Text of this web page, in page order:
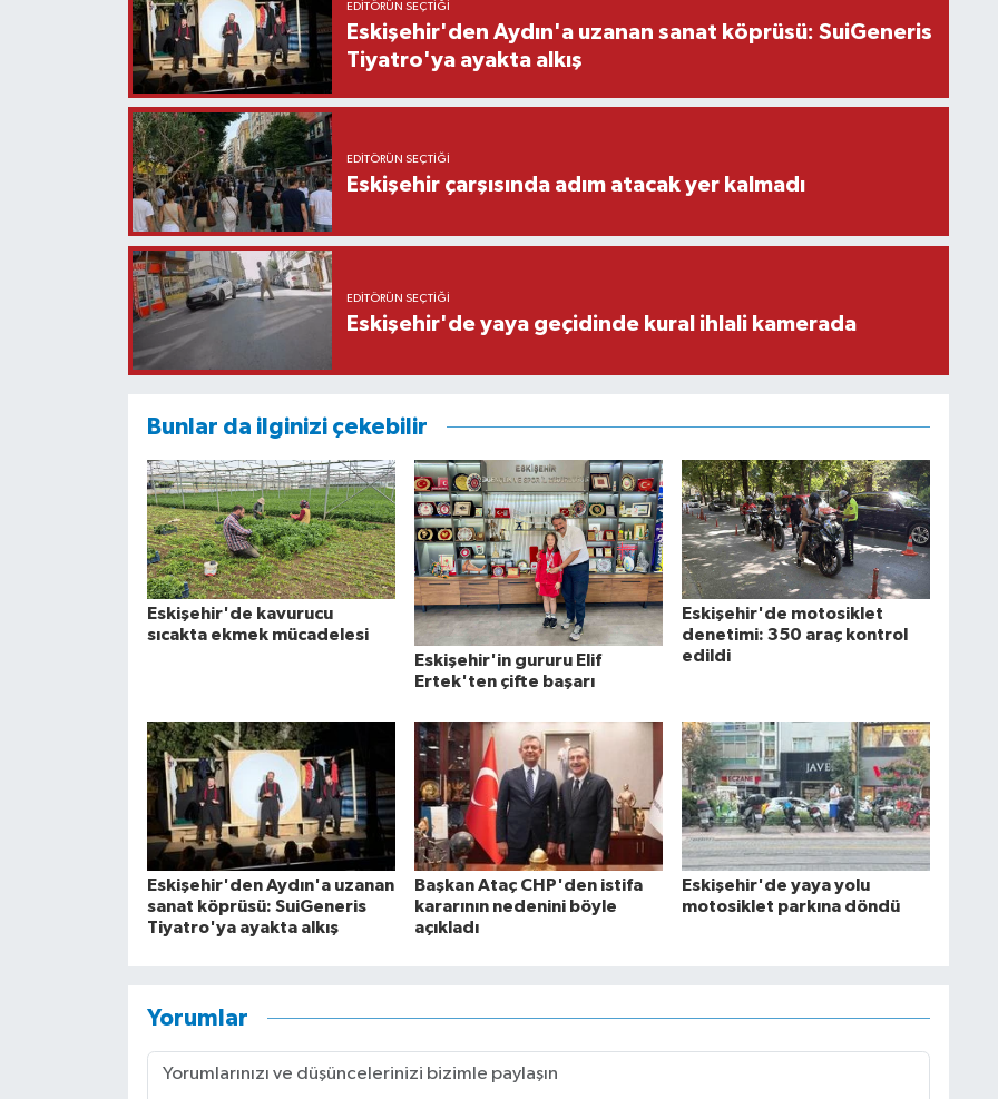
EDITÖRÜN SEÇTIĞI
Eskişehir'den Aydın'a uzanan sanat köprüsü: SuiGeneris
Tiyatro'ya ayakta alkış
EDITÖRÜN SEÇTIĞI
Eskişehir çarşısında adım atacak yer kalmadı
EDITÖRÜN SEÇTIĞI
Eskişehir'de yaya geçidinde kural ihlali kamerada
Bunlar da ilginizi çekebilir
Eskişehir'de kavurucu
sıcakta ekmek mücadelesi
Eskişehir'in gururu Elif
Ertek'ten çifte başarı
Eskişehir'de motosiklet
denetimi: 350 araç kontrol
edildi
Eskişehir'den Aydın'a uzanan
sanat köprüsü: SuiGeneris
Tiyatro'ya ayakta alkış
Başkan Ataç CHP'den istifa
kararının nedenini böyle
açıkladı
Eskişehir'de yaya yolu
motosiklet parkına döndü
Yorumlar